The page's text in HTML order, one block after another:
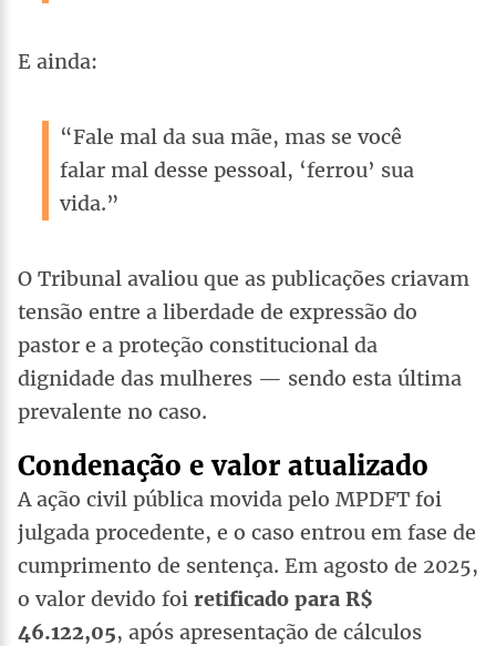
E ainda:
“Fale mal da sua mãe, mas se você
falar mal desse pessoal, ‘ferrou’ sua
vida.”
O Tribunal avaliou que as publicações criavam
tensão entre a liberdade de expressão do
pastor e a proteção constitucional da
dignidade das mulheres — sendo esta última
prevalente no caso.
Condenação e valor atualizado
A ação civil pública movida pelo MPDFT foi
julgada procedente, e o caso entrou em fase de
cumprimento de sentença. Em agosto de 2025,
o valor devido foi retificado para R$
46.122,05, após apresentação de cálculos